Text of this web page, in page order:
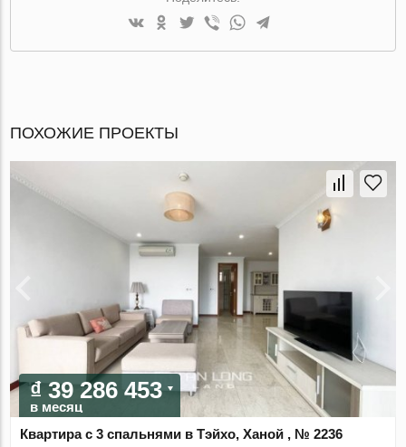
ПОХОЖИЕ ПРОЕКТЫ
₫ 39 286 453
в месяц
Квартира с 3 спальнями в Тэйхо, Ханой , № 2236